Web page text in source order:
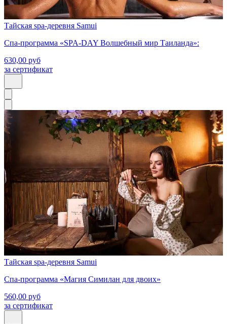
Тайская spa-деревня Samui
Спа-программа «SPA-DAY Волшебный мир Таиланда»:
630,00 руб
за сертификат
Тайская spa-деревня Samui
Спа-программа «Магия Симилан для двоих»
560,00 руб
за сертификат